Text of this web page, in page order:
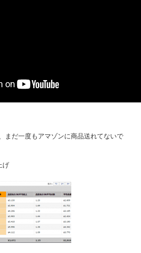
まだ一度もアマゾンに商品送れてないで
げ